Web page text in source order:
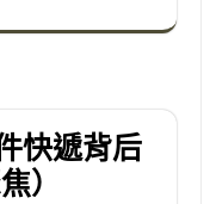
快遞背后
）